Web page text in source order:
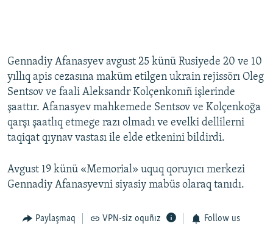
Gennadiy Afanasyev avgust 25 künü Rusiyede 20 ve 10
yıllıq apis cezasına maküm etilgen ukrain rejissörı Oleg
Sentsov ve faali Aleksandr Kolçenkonıñ işlerinde
şaattır. Afanasyev mahkemede Sentsov ve Kolçenkoğa
qarşı şaatlıq etmege razı olmadı ve evelki dellilerni
taqiqat qıynav vastası ile elde etkenini bildirdi.
Avgust 19 künü «Memorial» uquq qoruyıcı merkezi
Gennadiy Afanasyevni siyasiy mabüs olaraq tanıdı.
Paylaşmaq VPN-siz oquñız Follow us